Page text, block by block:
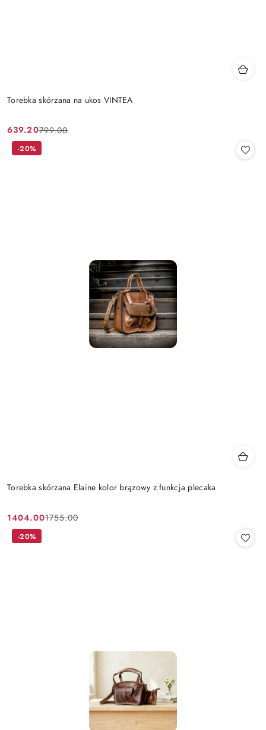
Torebka skórzana na ukos VINTEA
Cena
promocyjna:
639.20
Cena
przed
799.00
Torebka skórzana Elaine kolor brązowy z funkcja plecaka
Cena
promocyjna:
1404.00
Cena
przed
1755.00
-20%
-20%